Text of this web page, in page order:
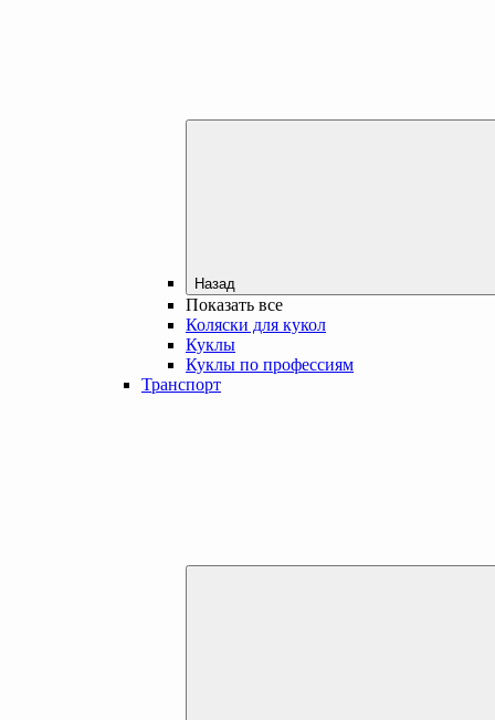
Назад
Показать все
Коляски для кукол
Куклы
Куклы по профессиям
Транспорт